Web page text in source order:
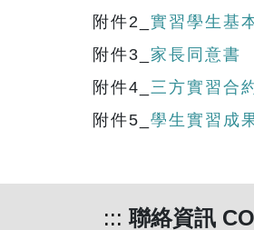
附件2_ 實習學生基
附件3_ 家長同意書
附件4_ 三方實習合
附件5_ 學生實習成
::: 聯絡資訊